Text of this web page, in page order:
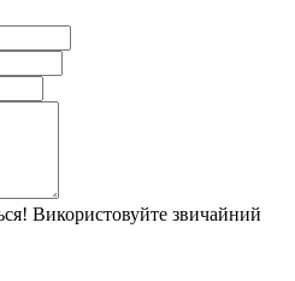
Використовуйте звичайний